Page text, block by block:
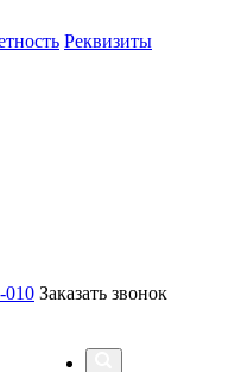
Реквизиты
010 Заказать звонок